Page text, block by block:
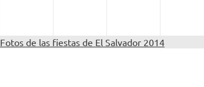
Fotos de las fiestas de El Salvador 2014